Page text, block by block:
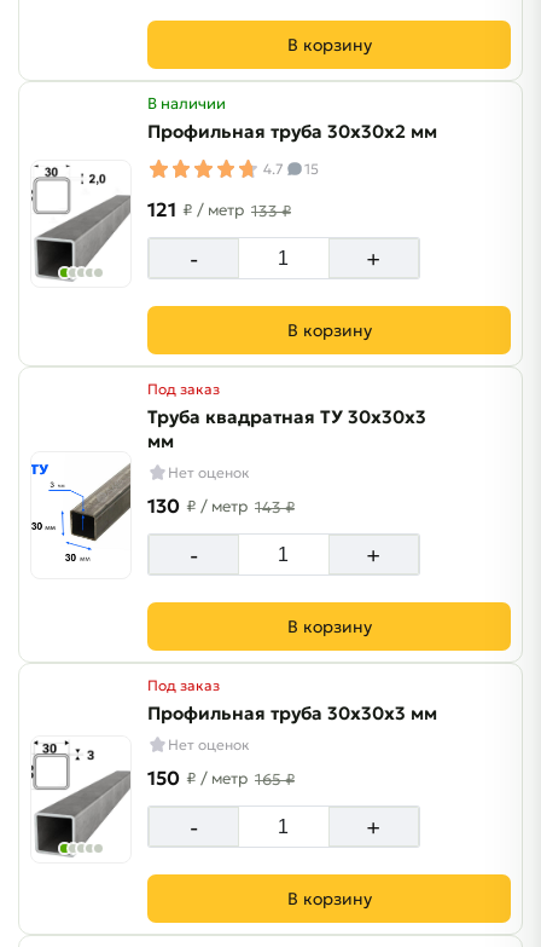
В корзину
В наличии
Профильная труба 30х30х2 мм
4.7 15
121 ₽ / метр 133 ₽
- +
В корзину
Под заказ
Труба квадратная ТУ 30х30х3
мм
Нет оценок
130 ₽ / метр 143 ₽
- +
В корзину
Под заказ
Профильная труба 30х30х3 мм
Нет оценок
150 ₽ / метр 165 ₽
- +
В корзину